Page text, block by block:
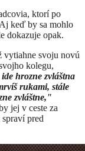
ktorí po
keď by sa mohlo
dokazuje opak.
vytiahne svoju novú
kolegu,
hrozne zvláštna
rukami, stále
zvláštne,"
jej v ceste za
pred